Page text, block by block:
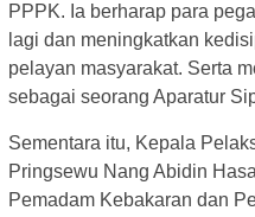
PPPK. Ia berharap para
lagi dan meningkatkan
pelayan masyarakat. Serta
sebagai seorang Aparatur
Sementara itu, Kepala
Pringsewu Nang Abidin
Pemadam Kebakaran dan